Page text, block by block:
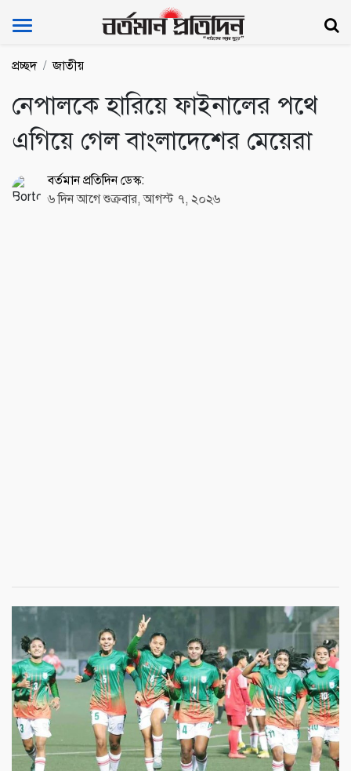
Bartoman Protidin
প্রচ্ছদ জাতীয়
নেপালকে হারিয়ে ফাইনালের পথে
এগিয়ে গেল বাংলাদেশের মেয়েরা
বর্তমান প্রতিদিন ডেস্ক:
৬ দিন আগে শুক্রবার, আগস্ট ৭, ২০২৬